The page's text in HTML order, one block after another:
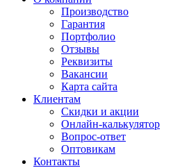
Производство
Гарантия
Портфолио
Отзывы
Реквизиты
Вакансии
Карта сайта
Клиентам
Скидки и акции
Онлайн-калькулятор
Вопрос-ответ
Оптовикам
Контакты